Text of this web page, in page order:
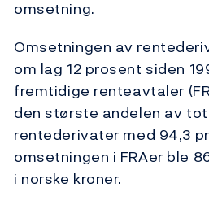
omsetning.
Omsetningen av
om lag 12 prosent siden
fremtidige renteavtaler
den største andelen av
rentederivater med 94,3
omsetningen i FRAer ble
i norske kroner.